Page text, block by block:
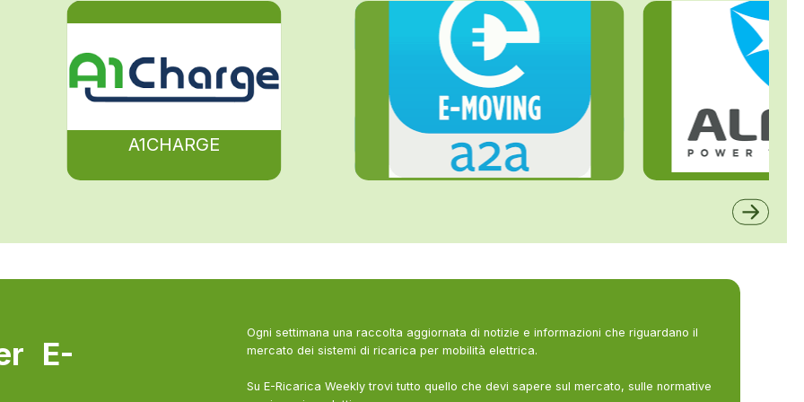
A1CHARGE
E-
Ogni settimana una raccolta aggiornata di notizie e informazioni che riguardano il
mercato dei sistemi di ricarica per mobilità elettrica.
Su E-Ricarica Weekly trovi tutto quello che devi sapere sul mercato, sulle normative